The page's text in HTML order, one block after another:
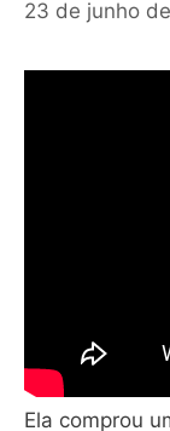
23 de junho
Ela comprou